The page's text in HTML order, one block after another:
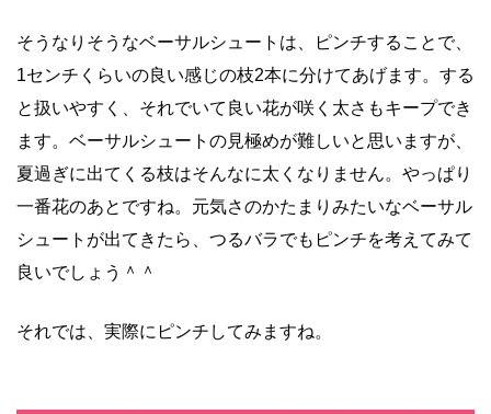
そうなりそうなベーサルシュートは、ピンチすることで、
1センチくらいの良い感じの枝2本に分けてあげます。する
と扱いやすく、それでいて良い花が咲く太さもキープでき
ます。ベーサルシュートの見極めが難しいと思いますが、
夏過ぎに出てくる枝はそんなに太くなりません。やっぱり
一番花のあとですね。元気さのかたまりみたいなベーサル
シュートが出てきたら、つるバラでもピンチを考えてみて
良いでしょう＾＾
それでは、実際にピンチしてみますね。